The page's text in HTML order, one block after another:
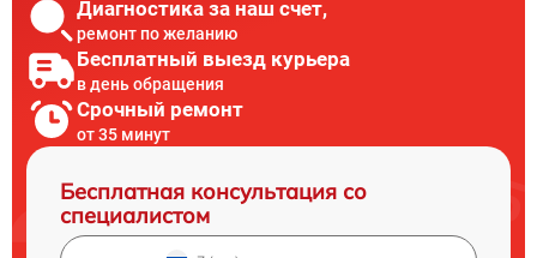
Диагностика за наш счет,
ремонт по желанию
Бесплатный выезд курьера
в день обращения
Срочный ремонт
от 35 минут
Бесплатная консультация со
специалистом